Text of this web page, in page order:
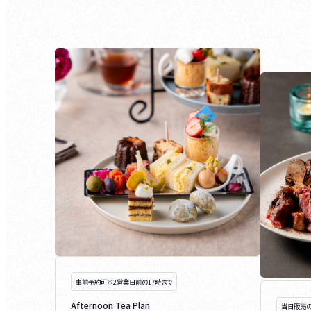
事前予約可※2営業日前の17時まで
Afternoon Tea Plan 当日販売